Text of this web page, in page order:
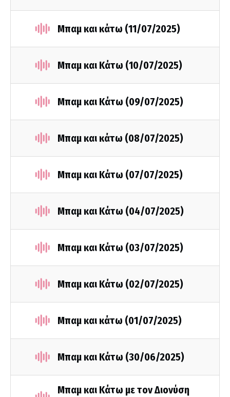
Μπαμ και κάτω (11/07/2025)
Μπαμ και Κάτω (10/07/2025)
Μπαμ και Κάτω (09/07/2025)
Μπαμ και κάτω (08/07/2025)
Μπαμ και Κάτω (07/07/2025)
Μπαμ και Κάτω (04/07/2025)
Μπαμ και Κάτω (03/07/2025)
Μπαμ και Κάτω (02/07/2025)
Μπαμ και κάτω (01/07/2025)
Μπαμ και Κάτω (30/06/2025)
Μπαμ και Κάτω με τον Διονύση